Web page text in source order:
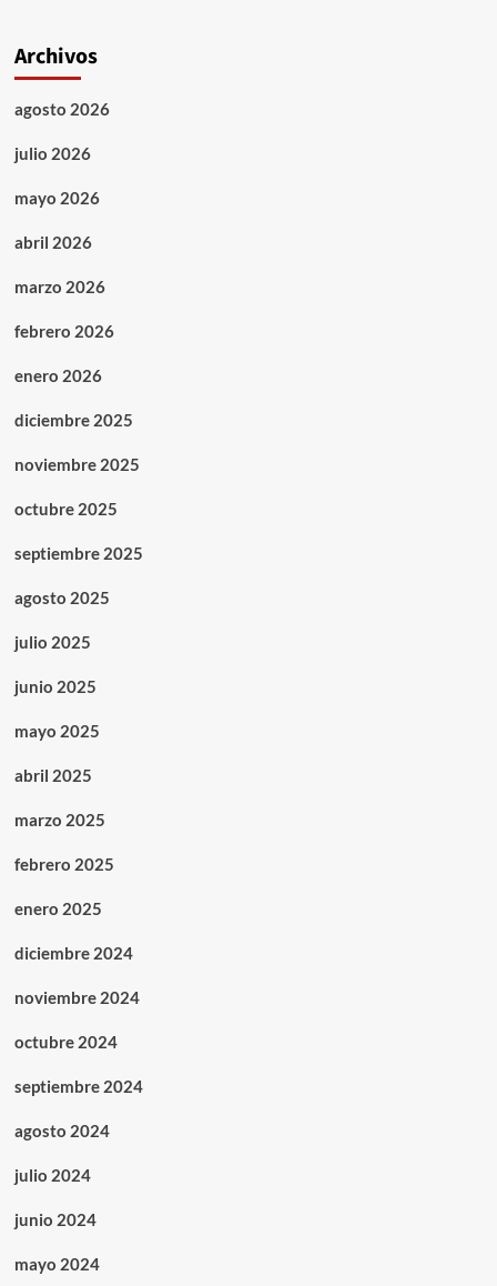
Archivos
agosto 2026
julio 2026
mayo 2026
abril 2026
marzo 2026
febrero 2026
enero 2026
diciembre 2025
noviembre 2025
octubre 2025
septiembre 2025
agosto 2025
julio 2025
junio 2025
mayo 2025
abril 2025
marzo 2025
febrero 2025
enero 2025
diciembre 2024
noviembre 2024
octubre 2024
septiembre 2024
agosto 2024
julio 2024
junio 2024
mayo 2024